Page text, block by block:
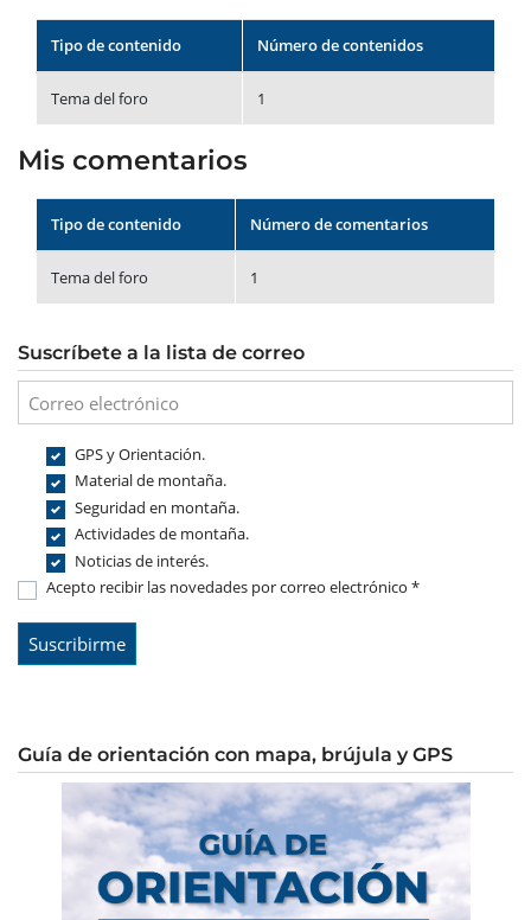
Tipo de contenido Número de contenidos
Tema del foro 1
Mis comentarios
Tipo de contenido Número de comentarios
Tema del foro 1
Suscríbete a la lista de correo
GPS y Orientación.
Material de montaña.
Seguridad en montaña.
Actividades de montaña.
Noticias de interés.
Acepto recibir las novedades por correo electrónico *
Guía de orientación con mapa, brújula y GPS